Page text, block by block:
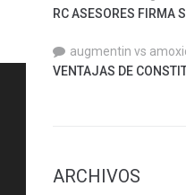
RC ASESORES FIRMA
augmentin vs
VENTAJAS DE
ARCHIVOS